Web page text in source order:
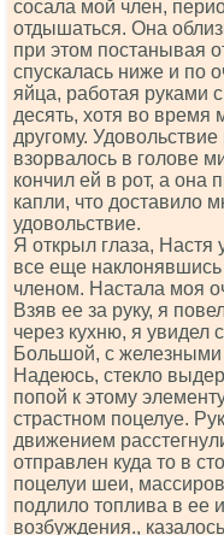
сосала мой член,
отдышаться. Она
при этом постанывая
спускалась ниже и по
яйца, работая руками
десять, хотя во время
другому.
взорвалось в голове
кончил ей в рот, а она
капли, что доставило
удовольствие.
Я открыл глаза, Настя
все еще
членом. Настала моя
Взяв ее за руку, я
через кухню, я увидел
Большой, с
Надеюсь, стекло
попой к этому
страстном поцелуе.
движением
отправлен куда то в
поцелуи шеи,
подлило топлива в ее
возбуждения.,